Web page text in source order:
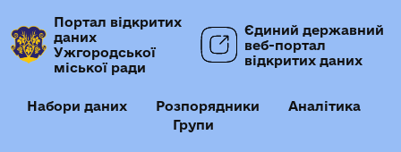
Портал відкритих
даних
Ужгородської
міської ради
Єдиний державний
веб-портал
відкритих даних
Набори даних Розпорядники
Аналітика
Групи